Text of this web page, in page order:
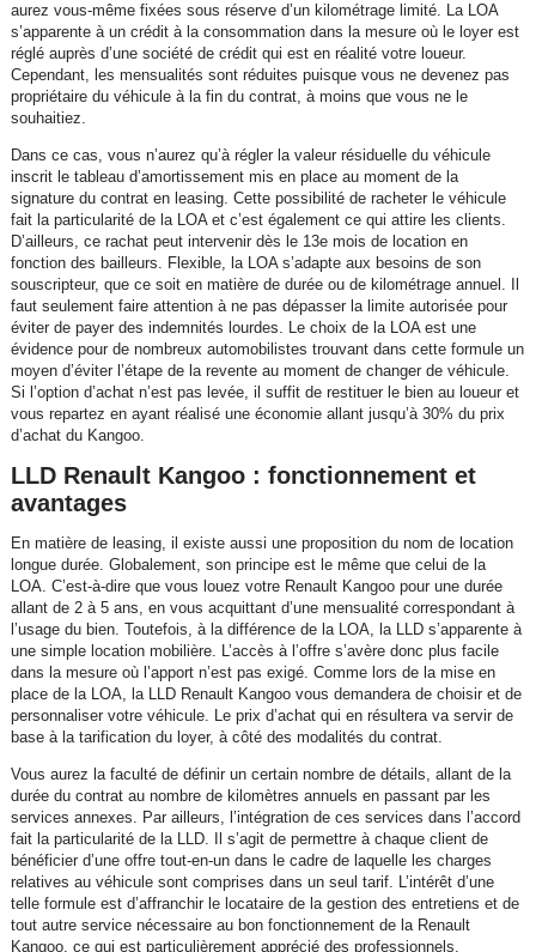
aurez vous-même fixées sous réserve d’un kilométrage limité. La LOA
s’apparente à un crédit à la consommation dans la mesure où le loyer est
réglé auprès d’une société de crédit qui est en réalité votre loueur.
Cependant, les mensualités sont réduites puisque vous ne devenez pas
propriétaire du véhicule à la fin du contrat, à moins que vous ne le
souhaitiez.
Dans ce cas, vous n’aurez qu’à régler la valeur résiduelle du véhicule
inscrit le tableau d’amortissement mis en place au moment de la
signature du contrat en leasing. Cette possibilité de racheter le véhicule
fait la particularité de la LOA et c’est également ce qui attire les clients.
D’ailleurs, ce rachat peut intervenir dès le 13e mois de location en
fonction des bailleurs. Flexible, la LOA s’adapte aux besoins de son
souscripteur, que ce soit en matière de durée ou de kilométrage annuel. Il
faut seulement faire attention à ne pas dépasser la limite autorisée pour
éviter de payer des indemnités lourdes. Le choix de la LOA est une
évidence pour de nombreux automobilistes trouvant dans cette formule un
moyen d’éviter l’étape de la revente au moment de changer de véhicule.
Si l’option d’achat n’est pas levée, il suffit de restituer le bien au loueur et
vous repartez en ayant réalisé une économie allant jusqu’à 30% du prix
d’achat du Kangoo.
LLD Renault Kangoo : fonctionnement et
avantages
En matière de leasing, il existe aussi une proposition du nom de location
longue durée. Globalement, son principe est le même que celui de la
LOA. C’est-à-dire que vous louez votre Renault Kangoo pour une durée
allant de 2 à 5 ans, en vous acquittant d’une mensualité correspondant à
l’usage du bien. Toutefois, à la différence de la LOA, la LLD s’apparente à
une simple location mobilière. L’accès à l’offre s’avère donc plus facile
dans la mesure où l’apport n’est pas exigé. Comme lors de la mise en
place de la LOA, la LLD Renault Kangoo vous demandera de choisir et de
personnaliser votre véhicule. Le prix d’achat qui en résultera va servir de
base à la tarification du loyer, à côté des modalités du contrat.
Vous aurez la faculté de définir un certain nombre de détails, allant de la
durée du contrat au nombre de kilomètres annuels en passant par les
services annexes. Par ailleurs, l’intégration de ces services dans l’accord
fait la particularité de la LLD. Il s’agit de permettre à chaque client de
bénéficier d’une offre tout-en-un dans le cadre de laquelle les charges
relatives au véhicule sont comprises dans un seul tarif. L’intérêt d’une
telle formule est d’affranchir le locataire de la gestion des entretiens et de
tout autre service nécessaire au bon fonctionnement de la Renault
Kangoo, ce qui est particulièrement apprécié des professionnels.